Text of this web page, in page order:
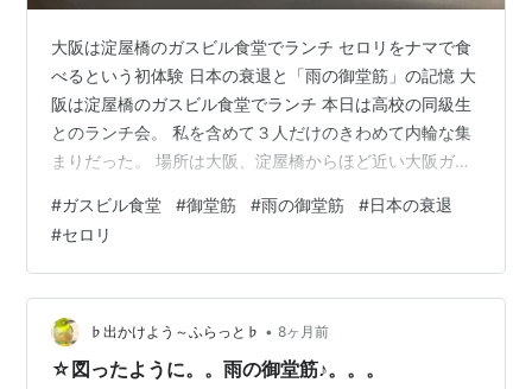
大阪は淀屋橋のガスビル食堂でランチ セロリをナマで食
べるという初体験 日本の衰退と「雨の御堂筋」の記憶 大
阪は淀屋橋のガスビル食堂でランチ 本日は高校の同級生
とのランチ会。 私を含めて３人だけのきわめて内輪な集
まりだった。 場所は大阪、淀屋橋からほど近い大阪ガス
と、ある浪速っ子のお墨付きがあったことと、創業が昭
和8年という古さにノスタルジーを感じたせいである。
きょうび、私らより古いところはあんまりない（？）か
らねぇ。 www.osakagas.co.jp 清潔そうだがいかにも昭
和を感じさせるビルの8階まであがると、さまざまな絵画
が掛けられいる…
#ガスビル食堂 #御堂筋 #雨の御堂筋 #日本の衰退
#セロリ
♭出かけよう～ふらっと♭ • 8ヶ月前
☆図ったように。。雨の御堂筋♪。。。